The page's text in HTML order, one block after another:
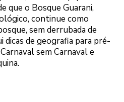
que o Bosque Guarani,
continue como
sem derrubada de
dicas de geografia para pré-
sem Carnaval e